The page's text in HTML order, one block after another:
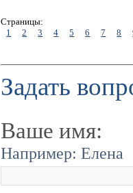
Страницы:
1
2 3 4 5 6 7 8
Задать
Ваше имя:
Например: Елена